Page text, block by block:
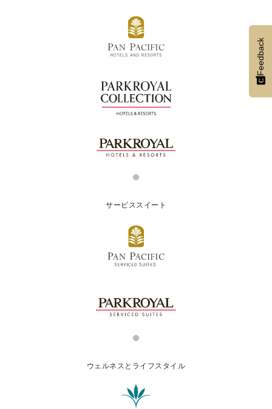
サービススイート
ウェルネスとライフスタイル
Feedback